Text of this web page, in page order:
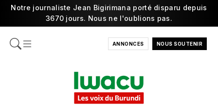
Notre journaliste Jean Bigirimana porté disparu depuis
3670 jours. Nous ne l'oublions pas.
ANNONCES NOUS SOUTENIR